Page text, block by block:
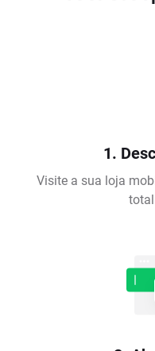
1.
Visite a sua loja